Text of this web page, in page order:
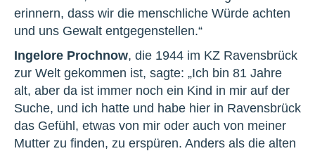
erinnern, dass wir die menschliche Würde achten
und uns Gewalt entgegenstellen.“
Ingelore Prochnow, die 1944 im KZ Ravensbrück
zur Welt gekommen ist, sagte: „Ich bin 81 Jahre
alt, aber da ist immer noch ein Kind in mir auf der
Suche, und ich hatte und habe hier in Ravensbrück
das Gefühl, etwas von mir oder auch von meiner
Mutter zu finden, zu erspüren. Anders als die alten